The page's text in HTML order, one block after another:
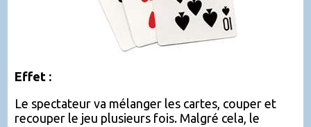
Effet :
Le spectateur va mélanger les cartes, couper et
recouper le jeu plusieurs fois. Malgré cela, le